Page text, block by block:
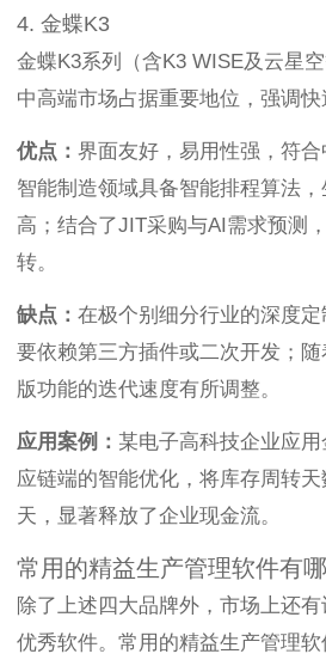
4. 金蝶K3
金蝶K3系列（含K3 WISE及云星
中高端市场占据重要地位，强调快
优点： 界面友好，易用性强，符合
智能制造领域具备智能排程算法
高；结合了JIT采购与AI需求预测
转。
缺点： 在极个别细分行业的深度
要依赖第三方插件或二次开发；
版功能的迭代速度有所调整。
应用案例： 某电子高科技企业应
应链端的智能优化，将库存周转
天，显著释放了企业现金流。
常用的精益生产管理软件有
除了上述四大品牌外，市场上还
优秀软件。常用的精益生产管理